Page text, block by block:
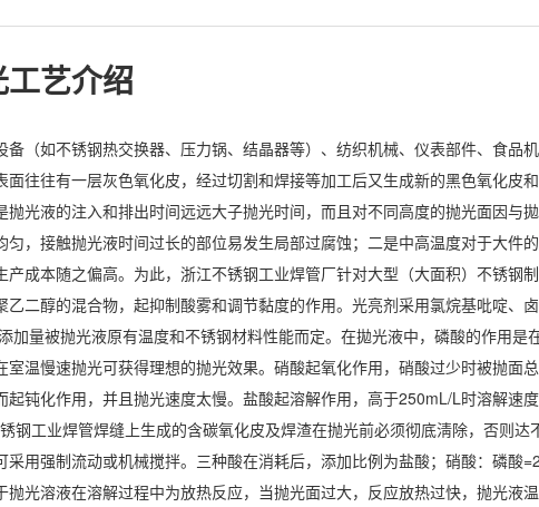
艺介绍
（如不锈钢热交换器、压力锅、结晶器等）、纺织机械、仪表部件、食品
往往有一层灰色氧化皮，经过切割和焊接等加工后又生成新的黑色氧化皮
光液的注入和排出时间远远大子抛光时间，而且对不同高度的抛光面因与
，接触抛光液时间过长的部位易发生局部过腐蚀；二是中高温度对于大件
成本随之偏高。为此，浙江不锈钢工业焊管厂针对大型（大面积）不锈钢
二醇的混合物，起抑制酸雾和调节黏度的作用。光亮剂采用氯烷基吡啶、
量被抛光液原有温度和不锈钢材料性能而定。在拋光液中，磷酸的作用是
温慢速抛光可获得理想的抛光效果。硝酸起氧化作用，硝酸过少时被抛面
钝化作用，并且抛光速度太慢。盐酸起溶解作用，高于250mL/L时溶解速
钢工业焊管焊缝上生成的含碳氧化皮及焊渣在抛光前必须彻底淸除，否则达
用强制流动或机械搅拌。三种酸在消耗后，添加比例为盐酸；硝酸：磷酸
光溶液在溶解过程中为放热反应，当抛光面过大，反应放热过快，抛光液